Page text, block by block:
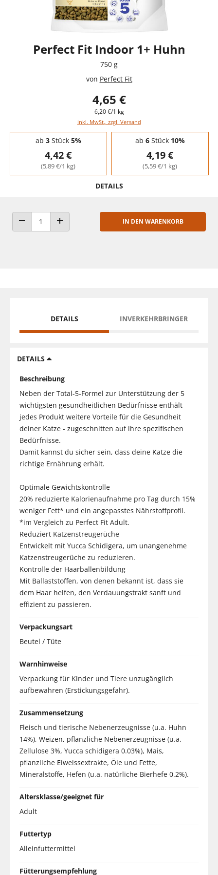
Perfect Fit Indoor 1+ Huhn
750 g
von Perfect Fit
4,65 €
6,20 €/1 kg
inkl. MwSt., zzgl. Versand
Staffelpreise - Mengenrabatt
ab 3Stück 5%
4,42 €
(5,89 €/1 kg)
ab 6Stück 10%
4,19 €
(5,59 €/1 kg)
DETAILS
ANZAHL VERRINGERNANZAHL ERHÖHEN
IN DEN WARENKORB
DETAILS INVERKEHRBRINGER
DETAILS
Beschreibung
Neben der Total-5-Formel zur Unterstützung der 5
wichtigsten gesundheitlichen Bedürfnisse enthält
jedes Produkt weitere Vorteile für die Gesundheit
deiner Katze - zugeschnitten auf ihre spezifischen
Bedürfnisse.
Damit kannst du sicher sein, dass deine Katze die
richtige Ernährung erhält.
Optimale Gewichtskontrolle
20% reduzierte Kalorienaufnahme pro Tag durch 15%
weniger Fett* und ein angepasstes Nährstoffprofil.
*im Vergleich zu Perfect Fit Adult.
Reduziert Katzenstreugerüche
Entwickelt mit Yucca Schidigera, um unangenehme
Katzenstreugerüche zu reduzieren.
Kontrolle der Haarballenbildung
Mit Ballaststoffen, von denen bekannt ist, dass sie
dem Haar helfen, den Verdauungstrakt sanft und
effizient zu passieren.
Verpackungsart
Beutel / Tüte
Warnhinweise
Verpackung für Kinder und Tiere unzugänglich
aufbewahren (Erstickungsgefahr).
Zusammensetzung
Fleisch und tierische Nebenerzeugnisse (u.a. Huhn
14%), Weizen, pflanzliche Nebenerzeugnisse (u.a.
Zellulose 3%, Yucca schidigera 0.03%), Mais,
pflanzliche Eiweissextrakte, Öle und Fette,
Mineralstoffe, Hefen (u.a. natürliche Bierhefe 0.2%).
Altersklasse/geeignet für
Adult
Futtertyp
Alleinfuttermittel
Fütterungsempfehlung